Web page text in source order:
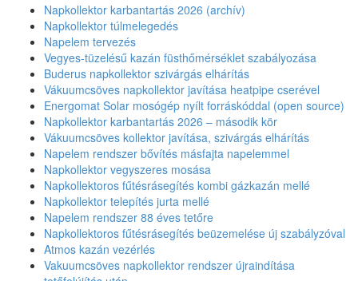
Napkollektor karbantartás 2026 (archív)
Napkollektor túlmelegedés
Napelem tervezés
Vegyes-tüzelésű kazán füsthőmérséklet szabályozása
Buderus napkollektor szivárgás elhárítás
Vákuumcsöves napkollektor javítása heatpipe cserével
Energomat Solar mosógép nyílt forráskóddal (open source)
Napkollektor karbantartás 2026 – második kör
Vákuumcsöves kollektor javítása, szivárgás elhárítás
Napelem rendszer bővítés másfajta napelemmel
Napkollektor vegyszeres mosása
Napkollektoros fűtésrásegítés kombi gázkazán mellé
Napkollektor telepítés jurta mellé
Napelem rendszer 88 éves tetőre
Napkollektoros fűtésrásegítés beüzemelése új szabályzóval
Atmos kazán vezérlés
Vakuumcsöves napkollektor rendszer újraindítása